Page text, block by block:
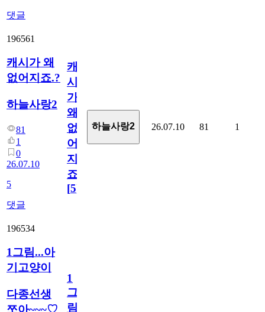
댓글
196561
캐시가 왜
없어지죠.?
하늘사랑2
81
1
0
26.07.10
5
댓글
캐
시
가
왜
없
어
지
죠.?
[5]
하늘사랑2 26.07.10 81 1
196534
1그림...아
기고양이
다종선생
쪼아~~~♡
1
그
림...